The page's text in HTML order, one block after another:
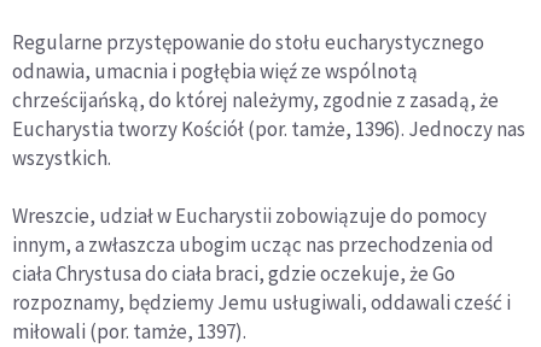
Regularne przystępowanie do stołu eucharystycznego
odnawia, umacnia i pogłębia więź ze wspólnotą
chrześcijańską, do której należymy, zgodnie z zasadą, że
Eucharystia tworzy Kościół (por. tamże, 1396). Jednoczy nas
wszystkich.
Wreszcie, udział w Eucharystii zobowiązuje do pomocy
innym, a zwłaszcza ubogim ucząc nas przechodzenia od
ciała Chrystusa do ciała braci, gdzie oczekuje, że Go
rozpoznamy, będziemy Jemu usługiwali, oddawali cześć i
miłowali (por. tamże, 1397).